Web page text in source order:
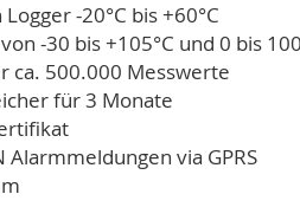
-20°C bis +60°C
-30 bis +105°C und 0 bis
ca. 500.000 Messwerte
für 3 Monate
Alarmmeldungen via GPRS